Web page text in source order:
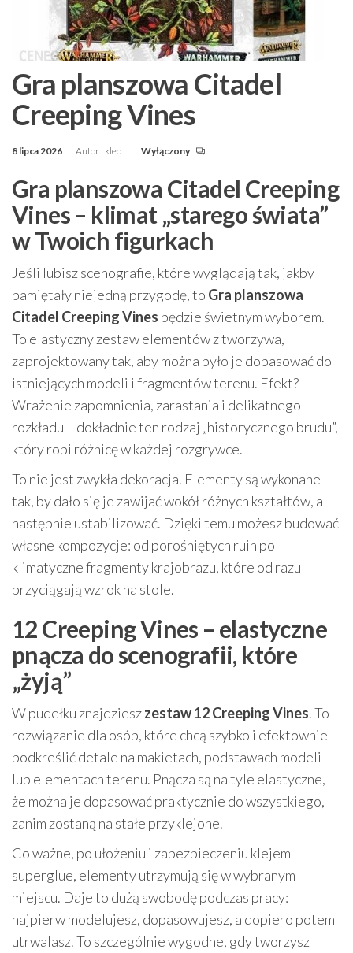
Gra planszowa Citadel
Creeping Vines
8 lipca 2026 Autor kleo Wyłączony
Gra planszowa Citadel Creeping
Vines – klimat „starego świata”
w Twoich figurkach
Jeśli lubisz scenografie, które wyglądają tak, jakby
pamiętały niejedną przygodę, to Gra planszowa
Citadel Creeping Vines będzie świetnym wyborem.
To elastyczny zestaw elementów z tworzywa,
zaprojektowany tak, aby można było je dopasować do
istniejących modeli i fragmentów terenu. Efekt?
Wrażenie zapomnienia, zarastania i delikatnego
rozkładu – dokładnie ten rodzaj „historycznego brudu”,
który robi różnicę w każdej rozgrywce.
To nie jest zwykła dekoracja. Elementy są wykonane
tak, by dało się je zawijać wokół różnych kształtów, a
następnie ustabilizować. Dzięki temu możesz budować
własne kompozycje: od porośniętych ruin po
klimatyczne fragmenty krajobrazu, które od razu
przyciągają wzrok na stole.
12 Creeping Vines – elastyczne
pnącza do scenografii, które
„żyją”
W pudełku znajdzieszzestaw 12 Creeping Vines. To
rozwiązanie dla osób, które chcą szybko i efektownie
podkreślić detale na makietach, podstawach modeli
lub elementach terenu. Pnącza są na tyle elastyczne,
że można je dopasować praktycznie do wszystkiego,
zanim zostaną na stałe przyklejone.
Co ważne, po ułożeniu i zabezpieczeniu klejem
superglue, elementy utrzymują się w wybranym
miejscu. Daje to dużą swobodę podczas pracy:
najpierw modelujesz, dopasowujesz, a dopiero potem
utrwalasz. To szczególnie wygodne, gdy tworzysz